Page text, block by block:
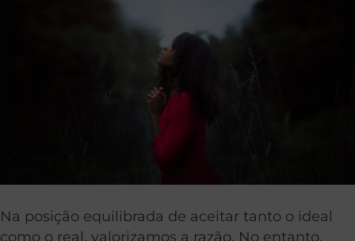
Na posição equilibrada de aceitar tanto o ideal
como o real, valorizamos a razão. No entanto,